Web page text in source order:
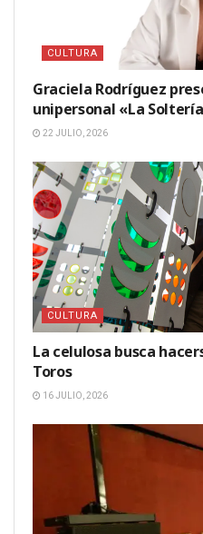
CULTURA
Graciela Rodríguez
unipersonal «La
22 JULIO, 2026
CULTURA
La celulosa busca
Toros
16 JULIO, 2026